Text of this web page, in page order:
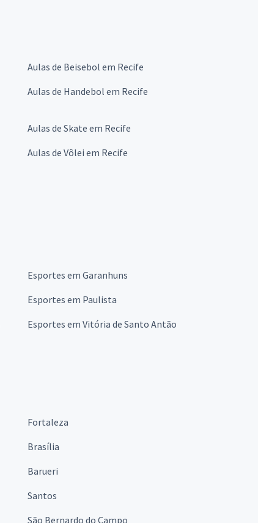
Aulas de Beisebol em Recife
Aulas de Handebol em Recife
Aulas de Skate em Recife
Aulas de Vôlei em Recife
Esportes em Garanhuns
Esportes em Paulista
Esportes em Vitória de Santo Antão
Fortaleza
Brasília
Barueri
Santos
São Bernardo do Campo